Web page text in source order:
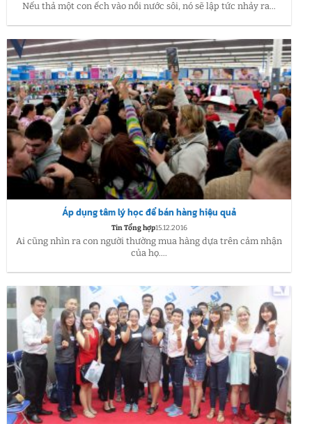
Nếu thả một con ếch vào nồi nước sôi, nó sẽ lập tức nhảy ra...
Áp dụng tâm lý học để bán hàng hiệu quả
Tin Tổng hợp15.12.2016
Ai cũng nhìn ra con người thường mua hàng dựa trên cảm nhận
của họ....